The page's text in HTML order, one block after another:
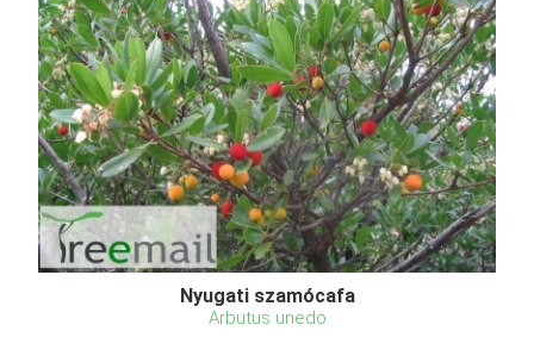
Nyugati szamócafa
Arbutus unedo